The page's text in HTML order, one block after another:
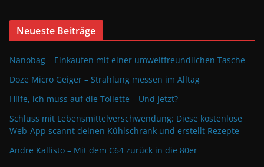
Neueste Beiträge
Nanobag – Einkaufen mit einer umweltfreundlichen Tasche
Doze Micro Geiger – Strahlung messen im Alltag
Hilfe, ich muss auf die Toilette – Und jetzt?
Schluss mit Lebensmittelverschwendung: Diese kostenlose
Web-App scannt deinen Kühlschrank und erstellt Rezepte
Andre Kallisto – Mit dem C64 zurück in die 80er